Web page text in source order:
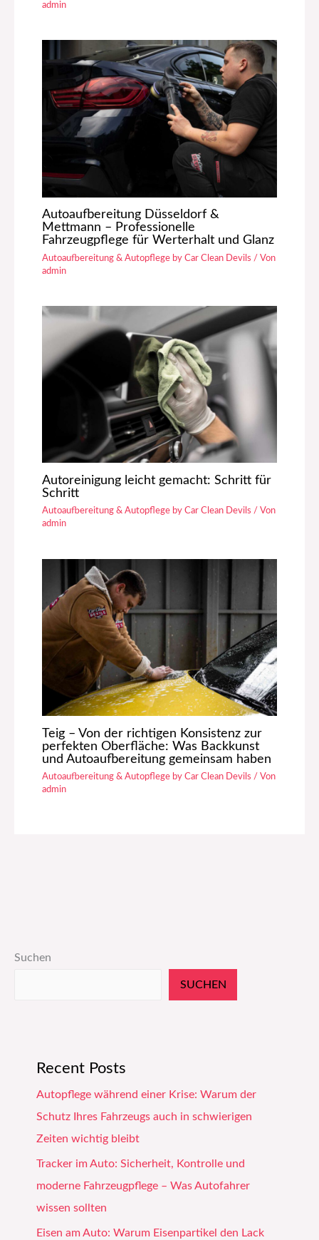
admin
Autoaufbereitung Düsseldorf &
Mettmann – Professionelle
Fahrzeugpflege für Werterhalt und Glanz
Autoaufbereitung & Autopflege by Car Clean Devils / Von
admin
Autoreinigung leicht gemacht: Schritt für
Schritt
Autoaufbereitung & Autopflege by Car Clean Devils / Von
admin
Teig – Von der richtigen Konsistenz zur
perfekten Oberfläche: Was Backkunst
und Autoaufbereitung gemeinsam haben
Autoaufbereitung & Autopflege by Car Clean Devils / Von
admin
Suchen
SUCHEN
Recent Posts
Autopflege während einer Krise: Warum der
Schutz Ihres Fahrzeugs auch in schwierigen
Zeiten wichtig bleibt
Tracker im Auto: Sicherheit, Kontrolle und
moderne Fahrzeugpflege – Was Autofahrer
wissen sollten
Eisen am Auto: Warum Eisenpartikel den Lack